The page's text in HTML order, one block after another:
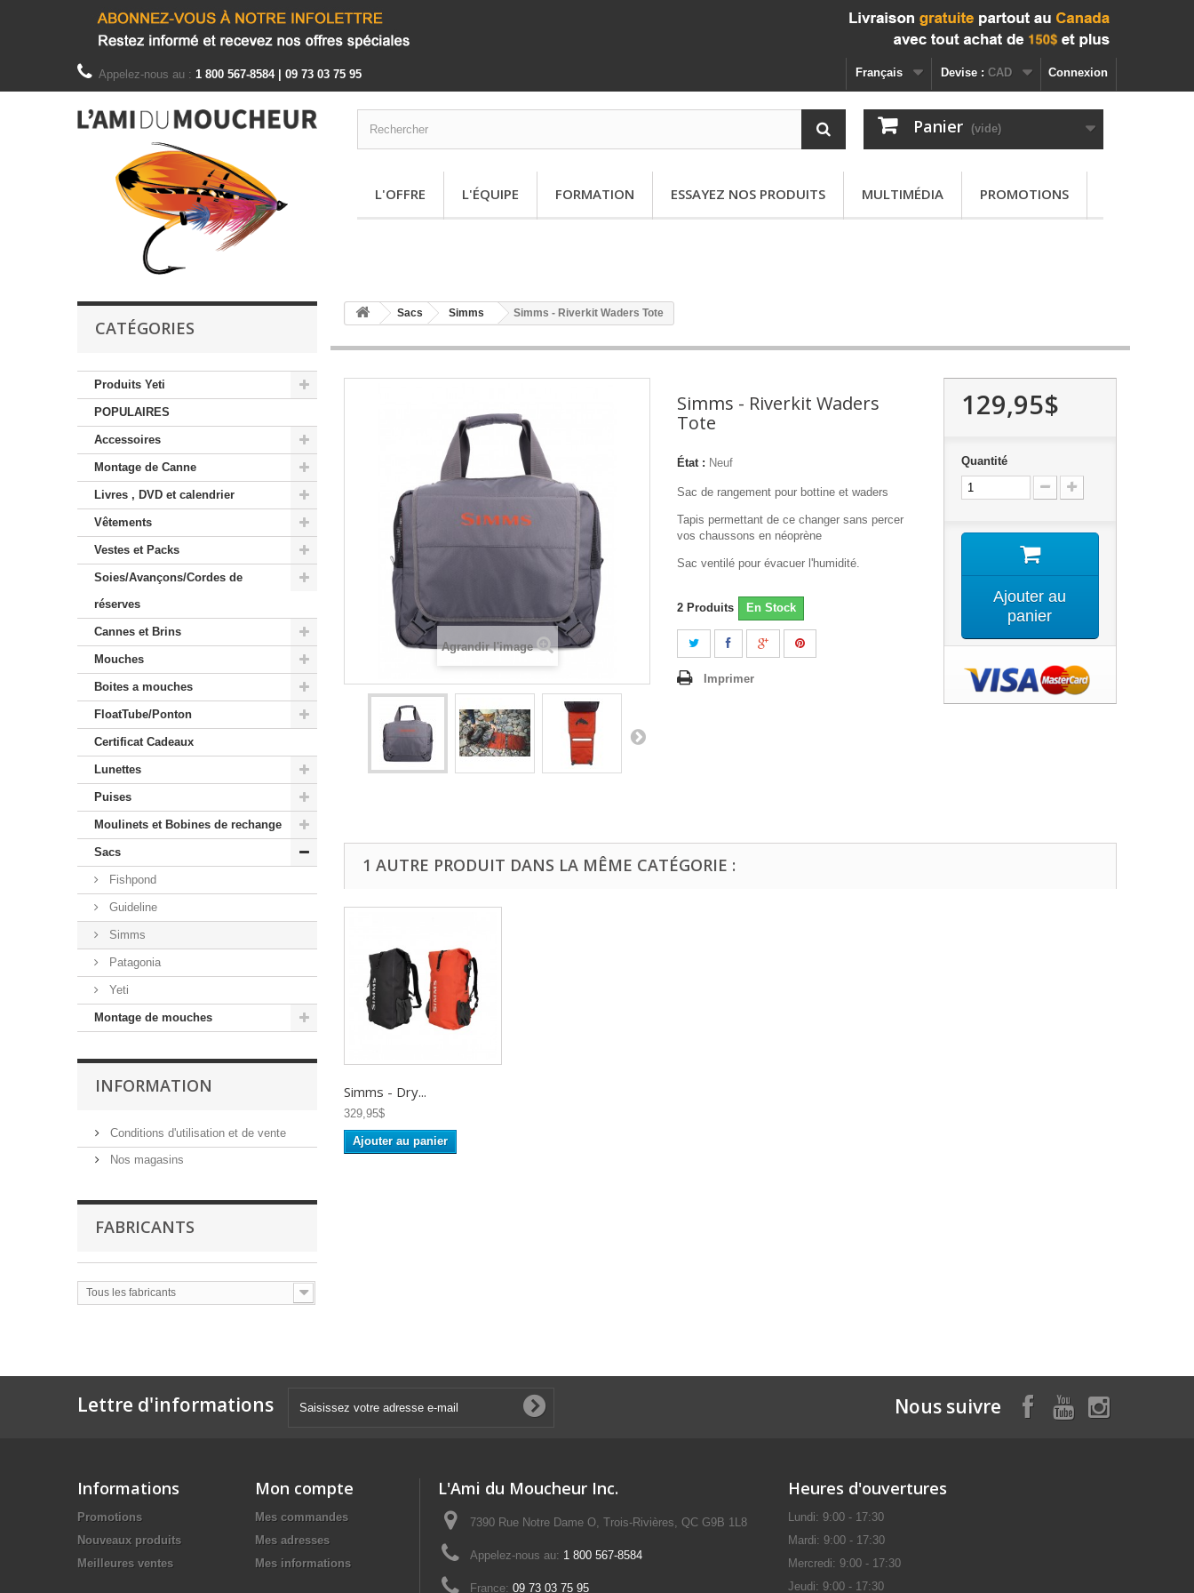
Connexion
Devise : CAD
Français
Appelez-nous au : 1 800 567-8584 | 09 73 03 75 95
Panier (vide)
L'OFFRE L'ÉQUIPE FORMATION ESSAYEZ NOS PRODUITS MULTIMÉDIA PROMOTIONS
CATÉGORIES
Produits Yeti
POPULAIRES
Accessoires
Montage de Canne
Livres , DVD et calendrier
Vêtements
Vestes et Packs
Soies/Avançons/Cordes de
réserves
Cannes et Brins
Mouches
Boites a mouches
FloatTube/Ponton
Certificat Cadeaux
Lunettes
Puises
Moulinets et Bobines de rechange
Sacs
Fishpond
Guideline
Simms
Patagonia
Yeti
Montage de mouches
INFORMATION
Conditions d'utilisation et de vente
Nos magasins
FABRICANTS
Tous les fabricants
Sacs Simms Simms - Riverkit Waders Tote
Agrandir l'image
Simms - Riverkit Waders
Tote
État : Neuf
Sac de rangement pour bottine et waders
Tapis permettant de ce changer sans percer
vos chaussons en néoprène
Sac ventilé pour évacuer l'humidité.
2 Produits En Stock
Imprimer
129,95$
Quantité
Ajouter au
panier
1 AUTRE PRODUIT DANS LA MÊME CATÉGORIE :
Simms - Dry...
329,95$
Ajouter au panier
Lettre d'informations Nous suivre
Informations
Promotions
Nouveaux produits
Meilleures ventes
Mon compte
Mes commandes
Mes adresses
Mes informations
L'Ami du Moucheur Inc.
7390 Rue Notre Dame O, Trois-Rivières, QC G9B 1L8
Appelez-nous au: 1 800 567-8584
France: 09 73 03 75 95
Heures d'ouvertures
Lundi: 9:00 - 17:30
Mardi: 9:00 - 17:30
Mercredi: 9:00 - 17:30
Jeudi: 9:00 - 17:30